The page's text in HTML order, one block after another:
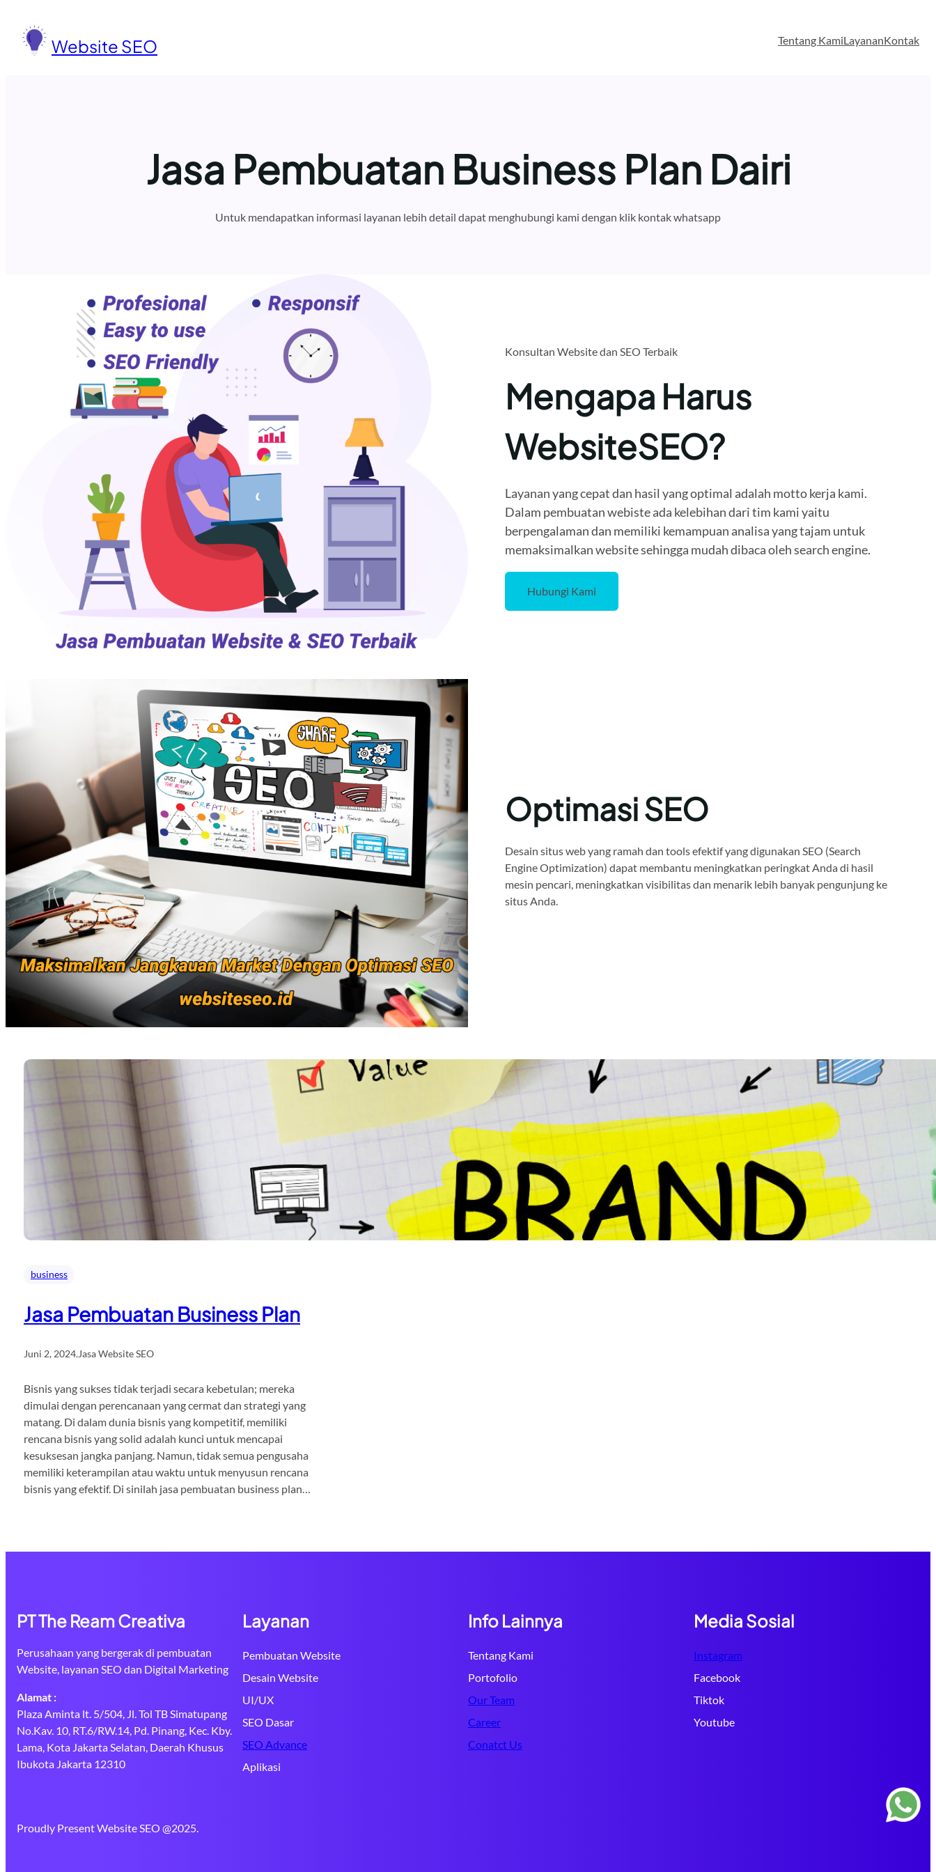
konten
Website SEO Tentang KamiLayananKontak
Jasa Pembuatan Business Plan Dairi
Untuk mendapatkan informasi layanan lebih detail dapat menghubungi kami dengan klik kontak whatsapp
Konsultan Website dan SEO Terbaik
Mengapa Harus
WebsiteSEO?
Layanan yang cepat dan hasil yang optimal adalah motto kerja kami.
Dalam pembuatan webiste ada kelebihan dari tim kami yaitu
berpengalaman dan memiliki kemampuan analisa yang tajam untuk
memaksimalkan website sehingga mudah dibaca oleh search engine.
Hubungi Kami
Optimasi SEO
Desain situs web yang ramah dan tools efektif yang digunakan SEO (Search
Engine Optimization) dapat membantu meningkatkan peringkat Anda di hasil
mesin pencari, meningkatkan visibilitas dan menarik lebih banyak pengunjung ke
situs Anda.
business
Jasa Pembuatan Business Plan
Juni 2, 2024.Jasa Website SEO
Bisnis yang sukses tidak terjadi secara kebetulan; mereka
dimulai dengan perencanaan yang cermat dan strategi yang
matang. Di dalam dunia bisnis yang kompetitif, memiliki
rencana bisnis yang solid adalah kunci untuk mencapai
kesuksesan jangka panjang. Namun, tidak semua pengusaha
memiliki keterampilan atau waktu untuk menyusun rencana
bisnis yang efektif. Di sinilah jasa pembuatan business plan…
PT The Ream Creativa
Perusahaan yang bergerak di pembuatan
Website, layanan SEO dan Digital Marketing
Alamat :
Plaza Aminta lt. 5/504, Jl. Tol TB Simatupang
No.Kav. 10, RT.6/RW.14, Pd. Pinang, Kec. Kby.
Lama, Kota Jakarta Selatan, Daerah Khusus
Ibukota Jakarta 12310
Layanan
Pembuatan Website
Desain Website
UI/UX
SEO Dasar
SEO Advance
Aplikasi
Info Lainnya
Tentang Kami
Portofolio
Our Team
Career
Conatct Us
Media Sosial
Instagram
Facebook
Tiktok
Youtube
Proudly Present Website SEO @2025.